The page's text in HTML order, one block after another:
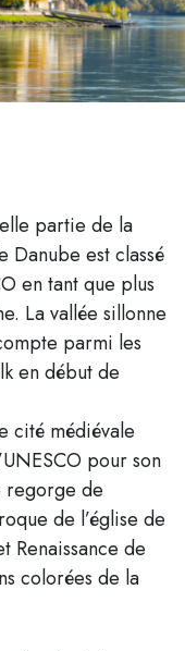
partie de la
Danube est classé
en tant que plus
La vallée sillonne
parmi les
en début de
cité médiévale
pour son
regorge de
de l’église de
Renaissance de
colorées de la